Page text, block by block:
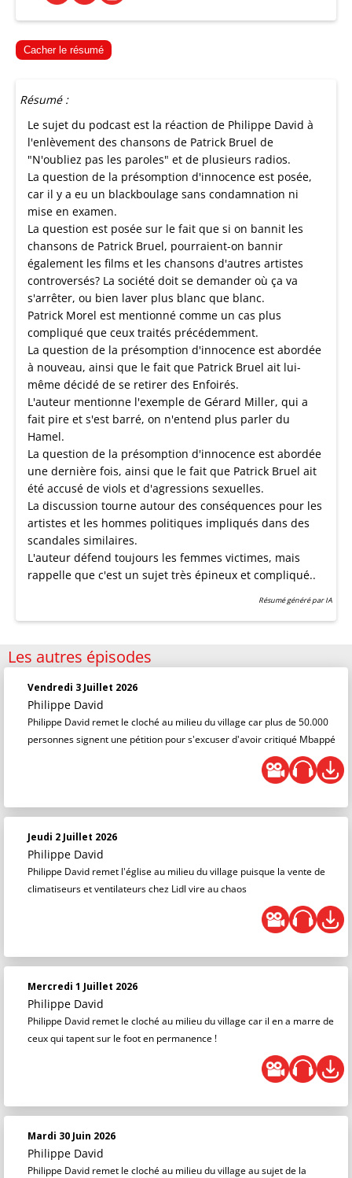
Cacher le résumé
Résumé :
Le sujet du podcast est la réaction de Philippe David à
l'enlèvement des chansons de Patrick Bruel de
"N'oubliez pas les paroles" et de plusieurs radios.
La question de la présomption d'innocence est posée,
car il y a eu un blackboulage sans condamnation ni
mise en examen.
La question est posée sur le fait que si on bannit les
chansons de Patrick Bruel, pourraient-on bannir
également les films et les chansons d'autres artistes
controversés? La société doit se demander où ça va
s'arrêter, ou bien laver plus blanc que blanc.
Patrick Morel est mentionné comme un cas plus
compliqué que ceux traités précédemment.
La question de la présomption d'innocence est abordée
à nouveau, ainsi que le fait que Patrick Bruel ait lui-
même décidé de se retirer des Enfoirés.
L'auteur mentionne l'exemple de Gérard Miller, qui a
fait pire et s'est barré, on n'entend plus parler du
Hamel.
La question de la présomption d'innocence est abordée
une dernière fois, ainsi que le fait que Patrick Bruel ait
été accusé de viols et d'agressions sexuelles.
La discussion tourne autour des conséquences pour les
artistes et les hommes politiques impliqués dans des
scandales similaires.
L'auteur défend toujours les femmes victimes, mais
rappelle que c'est un sujet très épineux et compliqué..
Résumé généré par IA
Les autres épisodes
Vendredi 3 Juillet 2026
Philippe David
Philippe David remet le cloché au milieu du village car plus de 50.000
personnes signent une pétition pour s'excuser d'avoir critiqué Mbappé
Jeudi 2 Juillet 2026
Philippe David
Philippe David remet l'église au milieu du village puisque la vente de
climatiseurs et ventilateurs chez Lidl vire au chaos
Mercredi 1 Juillet 2026
Philippe David
Philippe David remet le cloché au milieu du village car il en a marre de
ceux qui tapent sur le foot en permanence !
Mardi 30 Juin 2026
Philippe David
Philippe David remet le cloché au milieu du village au sujet de la